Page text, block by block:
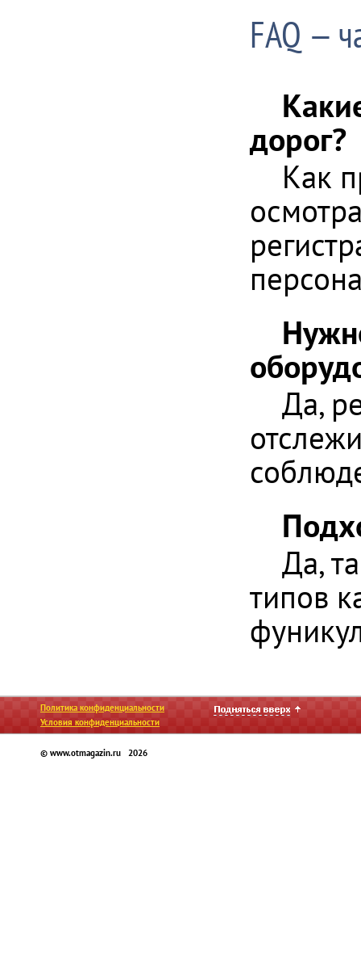
FAQ —
дорог?
Как
Да,
Да,
типов
Политика конфиденциальности
Условия конфиденциальности
© www.otmagazin.ru 2026